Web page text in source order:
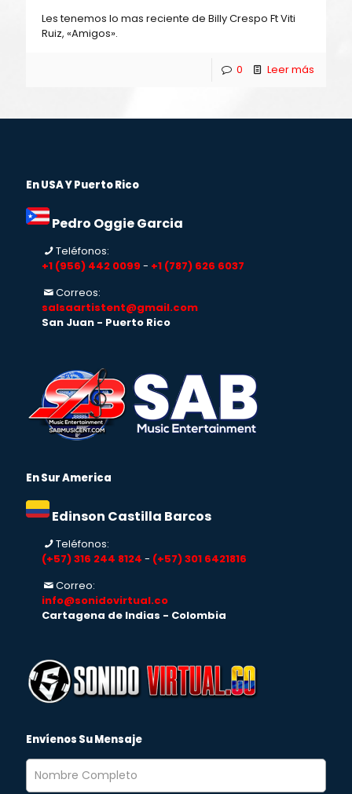
Les tenemos lo mas reciente de Billy Crespo Ft Viti
Ruiz, «Amigos».
0 Leer más
En USA Y Puerto Rico
Pedro Oggie Garcia
Teléfonos:
+1 (956) 442 0099 - +1 (787) 626 6037
Correos:
salsaartistent@gmail.com
San Juan - Puerto Rico
En Sur America
Edinson Castilla Barcos
Teléfonos:
(+57) 316 244 8124 - (+57) 301 6421816
Correo:
info@sonidovirtual.co
Cartagena de Indias - Colombia
Envíenos Su Mensaje